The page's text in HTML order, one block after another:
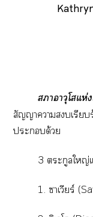
าอาวุโสแห่
สัญญาาเรียบ
ะด้วย
3 ตระกูลใหญ่
1. าเวียร์